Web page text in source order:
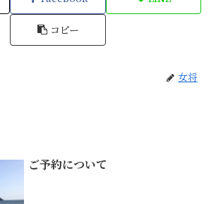
コピー
女将
ご予約について